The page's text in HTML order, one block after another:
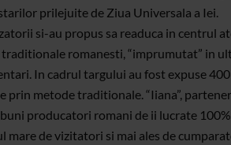
prilejuite de Ziua Universala a Iei.
si-au propus sa readuca in centrul
romanesti, “imprumutat” in
In cadrul targului au fost expuse
prin metode traditionale. “Iiana”,
producatori romani de ii lucrate
mare de vizitatori si mai ales de